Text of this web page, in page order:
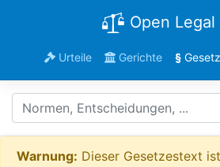
Open Legal
Urteile Gerichte §
Warnung: Dieser Gesetzestext